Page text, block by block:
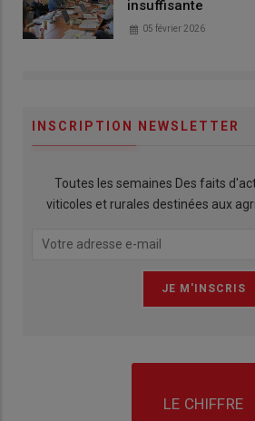
insuffisante
05 février 2026
INSCRIPTION NEWSLETTER
Toutes les semaines Des faits
viticoles et rurales destinées aux
LE CHIFFRE